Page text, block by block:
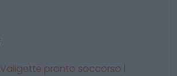
Valigette pronto soccorso |